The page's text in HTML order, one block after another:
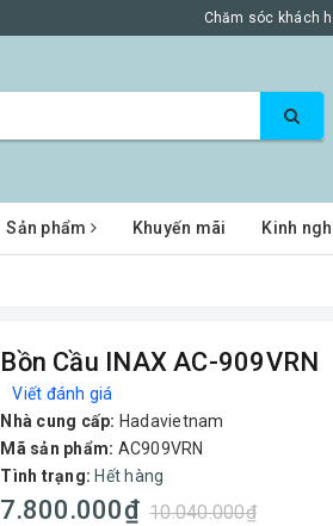
Chăm sóc khách
Sản phẩm Khuyến mãi Kinh
Bồn Cầu INAX AC-909VRN
Viết đánh giá
Nhà cung cấp: Hadavietnam
Mã sản phẩm: AC909VRN
Tình trạng: Hết hàng
7.800.000₫ 10.040.000₫